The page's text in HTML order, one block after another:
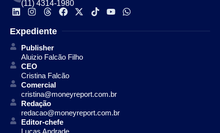
(11) 4314-1980
Expediente
Publisher
Aluizio Falcão Filho
CEO
Cristina Falcão
Comercial
cristina@moneyreport.com.br
Redação
redacao@moneyreport.com.br
Editor-chefe
Lucas Andrade